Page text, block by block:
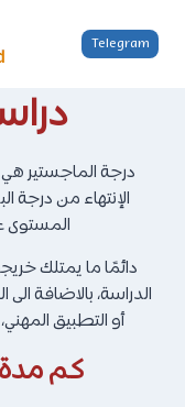
المحتوى
Telegram
درجة الماجستير
الإنتهاء من درجة
دائمًا ما يمتلك
الدراسة، بالاضافة الى
أو التطبيق
كم مدة